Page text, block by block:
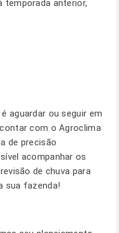
temporada anterior,
aguardar ou seguir em
com o Agroclima
de precisão
acompanhar os
de chuva para
sua fazenda!